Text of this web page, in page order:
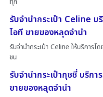
รับจำนำกระเป๋า Celine
ไอที ขายของหลุดจำนำ
รับจำนำกระเป๋า Celine ให้บริการ
ชน
รับจำนำกระเป๋ากุชชี่ บริก
ขายของหลุดจำนำ